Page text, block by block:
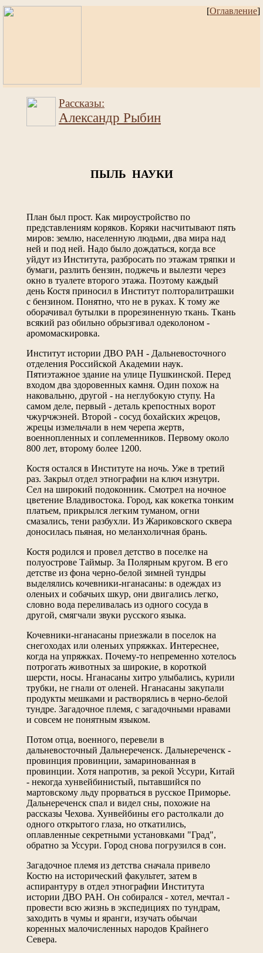
[Оглавление]
Рассказы:
Александр Рыбин
ПЫЛЬ НАУКИ
План был прост. Как мироустройство по
представлениям коряков. Коряки насчитывают пять
миров: землю, населенную людьми, два мира над
ней и под ней. Надо было дождаться, когда все
уйдут из Института, разбросать по этажам тряпки и
бумаги, разлить бензин, поджечь и вылезти через
окно в туалете второго этажа. Поэтому каждый
день Костя приносил в Институт полторалитрашки
с бензином. Понятно, что не в руках. К тому же
оборачивал бутылки в прорезиненную ткань. Ткань
всякий раз обильно обрызгивал одеколоном -
аромомаскировка.
Институт истории ДВО РАН - Дальневосточного
отделения Российской Академии наук.
Пятиэтажное здание на улице Пушкинской. Перед
входом два здоровенных камня. Один похож на
наковальню, другой - на неглубокую ступу. На
самом деле, первый - деталь крепостных ворот
чжурчжэней. Второй - сосуд бохайских жрецов,
жрецы измельчали в нем черепа жертв,
военнопленных и соплеменников. Первому около
800 лет, второму более 1200.
Костя остался в Институте на ночь. Уже в третий
раз. Закрыл отдел этнографии на ключ изнутри.
Сел на широкий подоконник. Смотрел на ночное
цветение Владивостока. Город, как кокетка тонким
платьем, прикрылся легким туманом, огни
смазались, тени разбухли. Из Жариковского сквера
доносилась пьяная, но меланхоличная брань.
Костя родился и провел детство в поселке на
полуострове Таймыр. За Полярным кругом. В его
детстве из фона черно-белой зимней тундры
выделялись кочевники-нганасаны: в одеждах из
оленьих и собачьих шкур, они двигались легко,
словно вода переливалась из одного сосуда в
другой, смягчали звуки русского языка.
Кочевники-нганасаны приезжали в поселок на
снегоходах или оленьих упряжках. Интереснее,
когда на упряжках. Почему-то непременно хотелось
потрогать животных за широкие, в короткой
шерсти, носы. Нганасаны хитро улыбались, курили
трубки, не гнали от оленей. Нганасаны закупали
продукты мешками и растворялись в черно-белой
тундре. Загадочное племя, с загадочными нравами
и совсем не понятным языком.
Потом отца, военного, перевели в
дальневосточный Дальнереченск. Дальнереченск -
провинция провинции, замаринованная в
провинции. Хотя напротив, за рекой Уссури, Китай
- некогда хунвейбинистый, пытавшийся по
мартовскому льду прорваться в русское Приморье.
Дальнереченск спал и видел сны, похожие на
рассказы Чехова. Хунвейбины его растолкали до
одного открытого глаза, но откатились,
оплавленные секретными установками "Град",
обратно за Уссури. Город снова погрузился в сон.
Загадочное племя из детства сначала привело
Костю на исторический факультет, затем в
аспирантуру в отдел этнографии Института
истории ДВО РАН. Он собирался - хотел, мечтал -
провести всю жизнь в экспедициях по тундрам,
заходить в чумы и яранги, изучать обычаи
коренных малочисленных народов Крайнего
Севера.